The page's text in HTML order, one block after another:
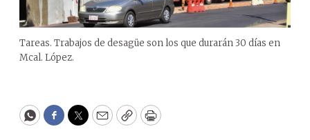
Tareas. Trabajos de desagüe son los que durarán 30 días en
Mcal. López.
WhatsApp
Facebook
Twitter
EmailCopyPrint